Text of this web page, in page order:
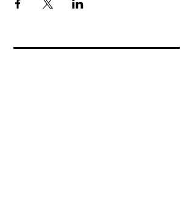
Fill Out the Form. We Will Get Back to